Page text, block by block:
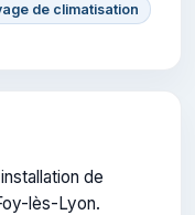
de climatisation
de
lès-Lyon.